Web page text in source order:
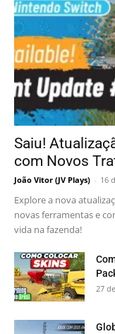
Saiu!
com Novos
João Vitor (JV Plays) - 16
Explore a nova
novas ferramentas e
vida na fazenda!
27